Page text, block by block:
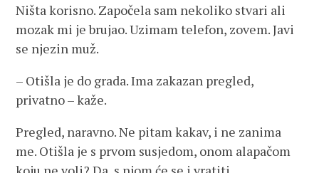
Ništa korisno. Započela sam nekoliko stvari ali
mozak mi je brujao. Uzimam telefon, zovem. Javi
se njezin muž.
– Otišla je do grada. Ima zakazan pregled,
privatno – kaže.
Pregled, naravno. Ne pitam kakav, i ne zanima
me. Otišla je s prvom susjedom, onom alapačom